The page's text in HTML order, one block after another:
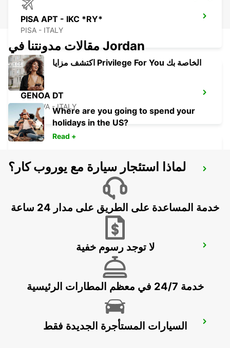
PISA APT - IKC *RY*
PISA - ITALY
GENOA DT
GENOVA - ITALY
GENOA APT - IKC *RY*
SASSUOLO
مقالات مدونتنا في Jordan
اكتشف مزايا Privilege For You الخاصة بك
Where are you going to spend your
holidays in the US?
Read +
لماذا استئجار سيارة مع يوروب كار؟
خدمة المساعدة على الطريق على مدار 24 ساعة
لا توجد رسوم خفية
خدمة 24/7 في معظم المطارات الرئيسية
السيارات المستأجرة الجديدة فقط